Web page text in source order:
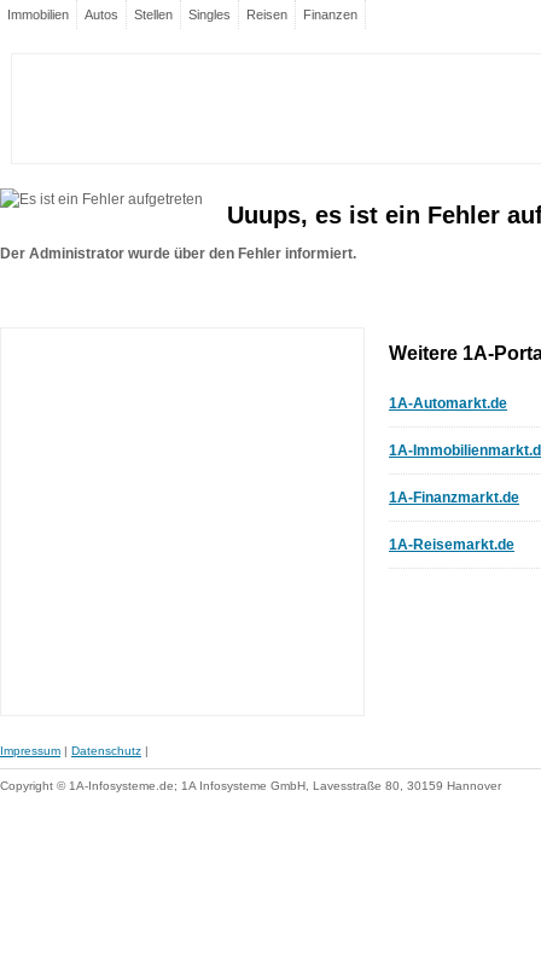
Immobilien Autos Stellen Singles Reisen Finanzen
Uuups, es ist ein Fehler
Der Administrator wurde über den Fehler informiert.
Weitere 1A-
1A-Automarkt.de
1A-
1A-Finanzmarkt.de
1A-Reisemarkt.de
Impressum | Datenschutz |
Copyright © 1A-Infosysteme.de; 1A Infosysteme GmbH, Lavesstraße 80, 30159 Hannover